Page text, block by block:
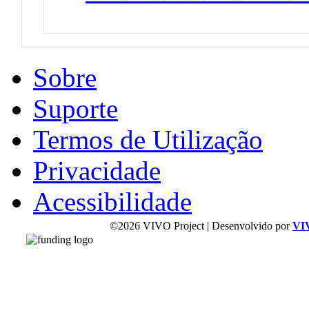
Sobre
Suporte
Termos de Utilização
Privacidade
Acessibilidade
©2026 VIVO Project | Desenvolvido por